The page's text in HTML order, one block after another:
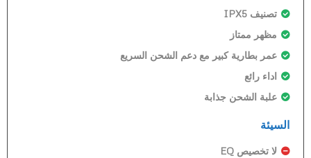
تصنيف IPX5
مظهر ممتاز
عمر بطارية كبير مع دعم الشحن السريع
اداء رائع
علبة الشحن جذابة
السيئة
لا تخصيص EQ